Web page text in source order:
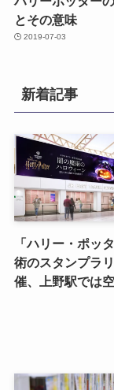
とその意味
2019-07-03
新着記事
「ハリー・ポッ
術のスタンプラ
催、上野駅では